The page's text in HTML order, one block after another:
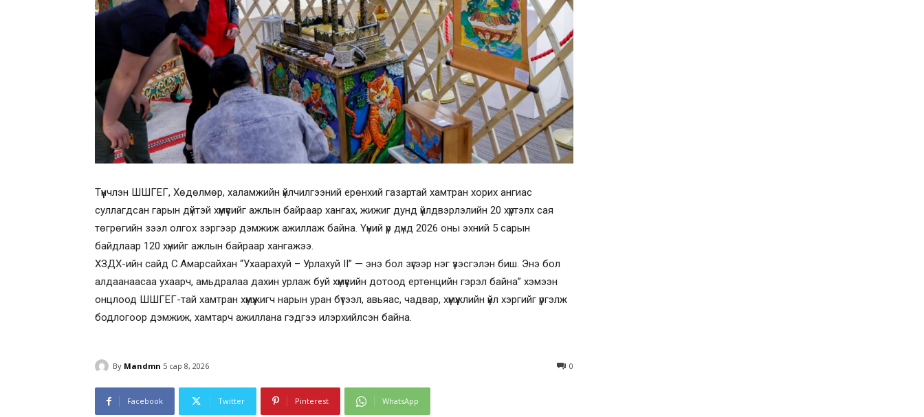
Түүнчлэн ШШГЕГ, Хөдөлмөр, халамжийн үйлчилгээний ерөнхий газартай хамтран хорих ангиас
суллагдсан гарын дүйтэй хүмүүсийг ажлын байраар хангах, жижиг дунд үйлдвэрлэлийн 20 хүртэлх сая
төгрөгийн зээл олгох зэргээр дэмжиж ажиллаж байна. Үүний үр дүнд 2026 оны эхний 5 сарын
байдлаар 120 хүнийг ажлын байраар хангажээ.
ХЗДХ-ийн сайд С.Амарсайхан “Ухаарахуй – Урлахуй II” — энэ бол зүгээр нэг үзэсгэлэн биш. Энэ бол
алдаанаасаа ухаарч, амьдралаа дахин урлаж буй хүмүүсийн дотоод ертөнцийн гэрэл байна” хэмээн
онцлоод ШШГЕГ-тай хамтран хүмүүжигч нарын уран бүтээл, авьяас, чадвар, хүмүүжлийн үйл хэргийг үргэлж
бодлогоор дэмжиж, хамтарч ажиллана гэдгээ илэрхийлсэн байна.
By Mandmn 5 сар 8, 2026 0
Facebook Twitter Pinterest WhatsApp